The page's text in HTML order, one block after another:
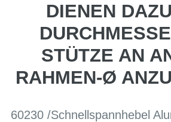
DIENEN
STÜTZE AN
RAHMEN-Ø
60230 /Schnellspannhebel